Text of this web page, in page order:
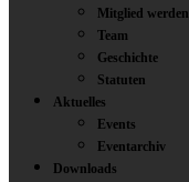
Mitglied werden
Team
Geschichte
Statuten
Aktuelles
Events
Eventarchiv
Downloads